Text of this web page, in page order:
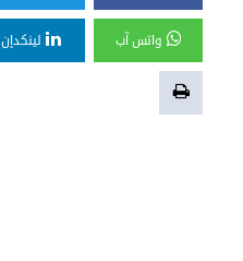
واتس آب لينكدإن